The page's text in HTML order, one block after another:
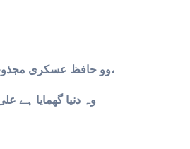
وو حافظ عسکری مجذوب علی کے،
وہ دنیا گھمایا ہے